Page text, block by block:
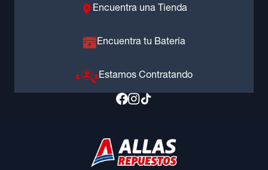
Encuentra una Tienda
Encuentra tu Batería
Estamos Contratando